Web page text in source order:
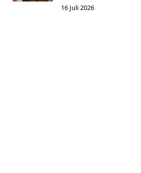
16 Juli 2026